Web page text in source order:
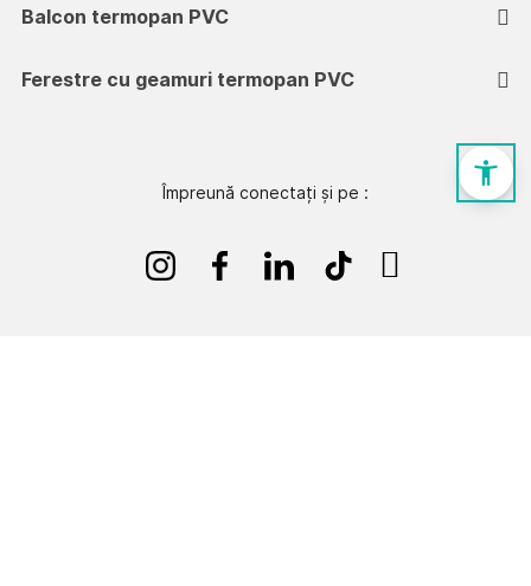
Balcon termopan PVC
Ferestre cu geamuri termopan PVC
Împreună conectați și pe :